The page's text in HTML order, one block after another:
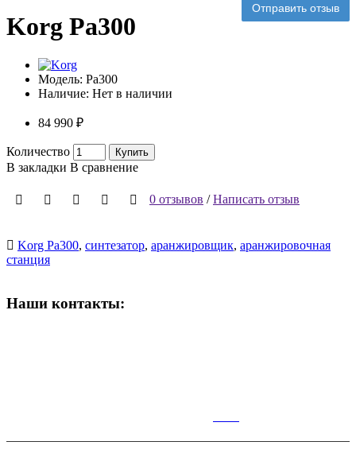
Отправить отзыв
Korg Pa300
Модель: Pa300
Наличие: Нет в наличии
84 990 ₽
Количество Купить
В закладки В сравнение
0 отзывов /Написать отзыв
Korg Pa300, синтезатор, аранжировщик, аранжировочная
станция
Наши контакты: